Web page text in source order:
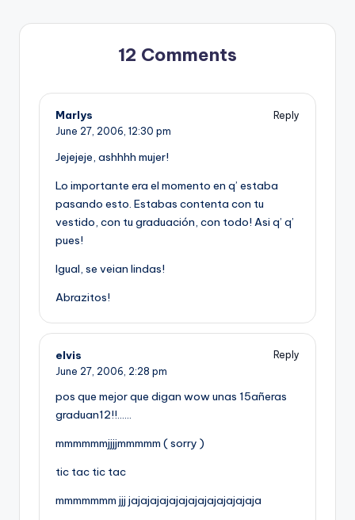
12 Comments
Marlys
Reply
June 27, 2006, 12:30 pm
Jejejeje, ashhhh mujer!
Lo importante era el momento en q’ estaba
pasando esto. Estabas contenta con tu
vestido, con tu graduación, con todo! Asi q’ q’
pues!
Igual, se veian lindas!
Abrazitos!
elvis
Reply
June 27, 2006, 2:28 pm
pos que mejor que digan wow unas 15añeras
graduan12!!……
mmmmmmjjjjmmmmm ( sorry )
tic tac tic tac
mmmmmmm jjj jajajajajajajajajajajajajaja